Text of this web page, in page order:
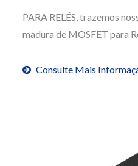
PARA RELÉS, trazemos
madura de MOSFET para
Consulte Mais